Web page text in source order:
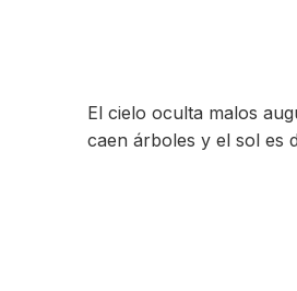
El cielo oculta malos
caen árboles y el sol es